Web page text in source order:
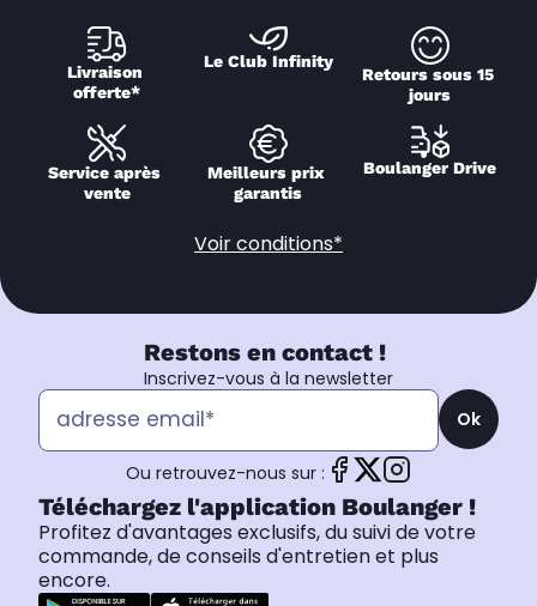
Livraison
offerte*
Le Club Infinity
Retours sous 15
jours
Service après
vente
Meilleurs prix
garantis
Boulanger Drive
Voir conditions*
Restons en contact !
Inscrivez-vous à la newsletter
Ok
Ou retrouvez-nous sur :
Téléchargez l'application Boulanger !
Profitez d'avantages exclusifs, du suivi de votre
commande, de conseils d'entretien et plus
encore.